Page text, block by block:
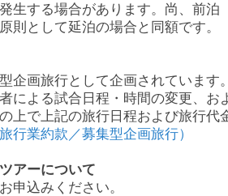
生する場合があります。尚、前泊
則として延泊の場合と同額です。
企画旅行として企画されています
による試合日程・時間の変更、お
上で上記の旅行日程および旅行代
行業約款／募集型企画旅行）
アーについて
申込みください。